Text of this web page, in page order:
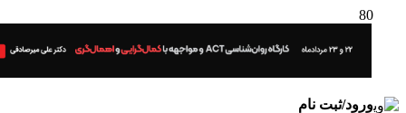
ورود/ثبت نام